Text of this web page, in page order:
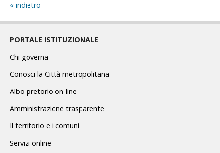
indietro
PORTALE ISTITUZIONALE
Chi governa
Conosci la Città metropolitana
Albo pretorio on-line
Amministrazione trasparente
Il territorio e i comuni
Servizi online